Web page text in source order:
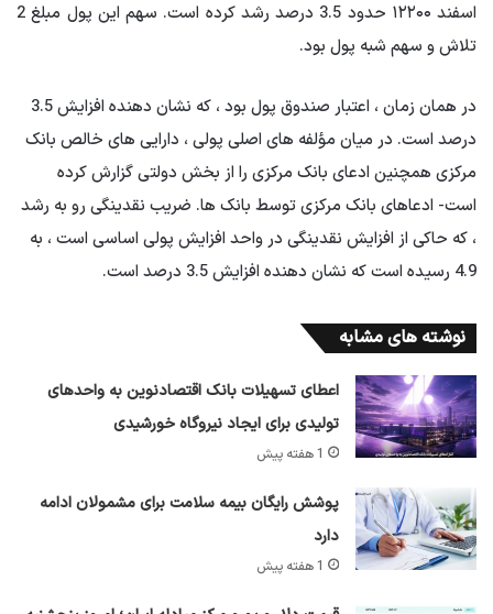
اسفند ۱۲۲۰۰ حدود 3.5 درصد رشد کرده است. سهم این پول مبلغ 2
تلاش و سهم شبه پول بود.
در همان زمان ، اعتبار صندوق پول بود ، که نشان دهنده افزایش 3.5
درصد است. در میان مؤلفه های اصلی پولی ، دارایی های خالص بانک
مرکزی همچنین ادعای بانک مرکزی را از بخش دولتی گزارش کرده
است- ادعاهای بانک مرکزی توسط بانک ها. ضریب نقدینگی رو به رشد
، که حاکی از افزایش نقدینگی در واحد افزایش پولی اساسی است ، به
4.9 رسیده است که نشان دهنده افزایش 3.5 درصد است.
نوشته های مشابه
اعطای تسهیلات بانک اقتصادنوین به واحدهای
تولیدی برای ایجاد نیروگاه خورشیدی
1 هفته پیش
پوشش رایگان بیمه سلامت برای مشمولان ادامه
دارد
1 هفته پیش